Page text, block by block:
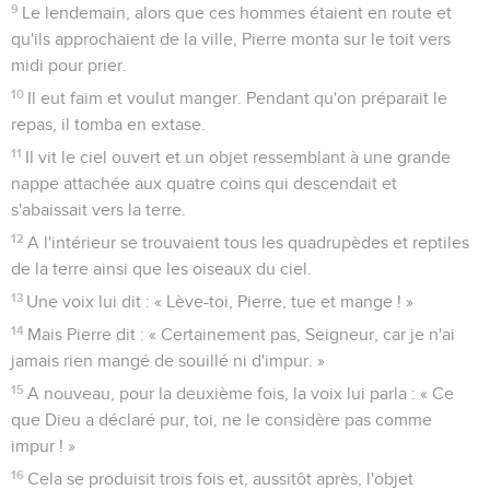
9 Le lendemain, alors que ces hommes étaient en route et
qu'ils approchaient de la ville, Pierre monta sur le toit vers
midi pour prier.
10 Il eut faim et voulut manger. Pendant qu'on préparait le
repas, il tomba en extase.
11 Il vit le ciel ouvert et un objet ressemblant à une grande
nappe attachée aux quatre coins qui descendait et
s'abaissait vers la terre.
12 A l'intérieur se trouvaient tous les quadrupèdes et reptiles
de la terre ainsi que les oiseaux du ciel.
13 Une voix lui dit : « Lève-toi, Pierre, tue et mange ! »
14 Mais Pierre dit : « Certainement pas, Seigneur, car je n'ai
jamais rien mangé de souillé ni d'impur. »
15 A nouveau, pour la deuxième fois, la voix lui parla : « Ce
que Dieu a déclaré pur, toi, ne le considère pas comme
impur ! »
16 Cela se produisit trois fois et, aussitôt après, l'objet